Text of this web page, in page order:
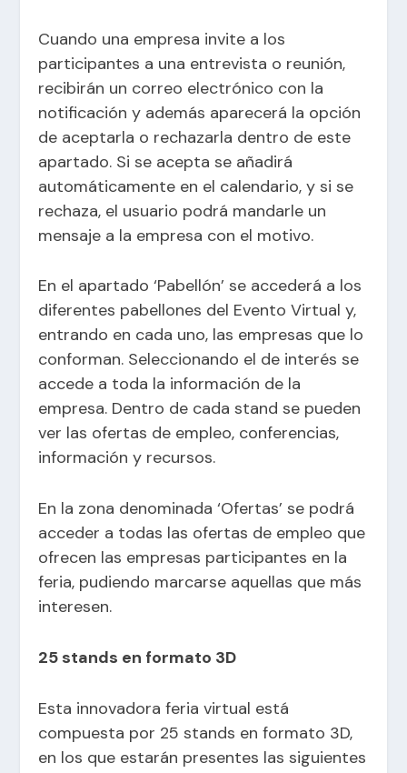
Cuando una empresa invite a los
participantes a una entrevista o reunión,
recibirán un correo electrónico con la
notificación y además aparecerá la opción
de aceptarla o rechazarla dentro de este
apartado. Si se acepta se añadirá
automáticamente en el calendario, y si se
rechaza, el usuario podrá mandarle un
mensaje a la empresa con el motivo.
En el apartado ‘Pabellón’ se accederá a los
diferentes pabellones del Evento Virtual y,
entrando en cada uno, las empresas que lo
conforman. Seleccionando el de interés se
accede a toda la información de la
empresa. Dentro de cada stand se pueden
ver las ofertas de empleo, conferencias,
información y recursos.
En la zona denominada ‘Ofertas’ se podrá
acceder a todas las ofertas de empleo que
ofrecen las empresas participantes en la
feria, pudiendo marcarse aquellas que más
interesen.
25 stands en formato 3D
Esta innovadora feria virtual está
compuesta por 25 stands en formato 3D,
en los que estarán presentes las siguientes